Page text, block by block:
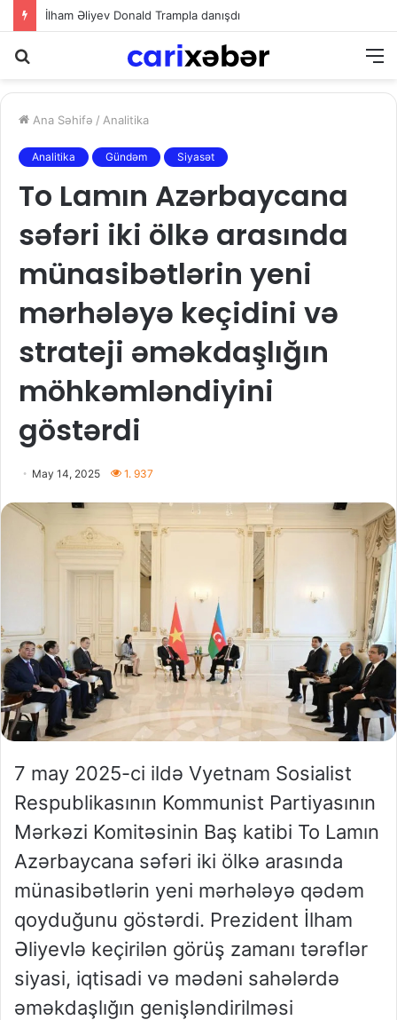
İlham Əliyev Donald Trampla danışdı
Ana Səhifə / Analitika
Analitika Gündəm Siyasət
To Lamın Azərbaycana
səfəri iki ölkə arasında
münasibətlərin yeni
mərhələyə keçidini və
strateji əməkdaşlığın
möhkəmləndiyini
göstərdi
May 14, 2025 1. 937
7 may 2025-ci ildə Vyetnam Sosialist
Respublikasının Kommunist Partiyasının
Mərkəzi Komitəsinin Baş katibi To Lamın
Azərbaycana səfəri iki ölkə arasında
münasibətlərin yeni mərhələyə qədəm
qoyduğunu göstərdi. Prezident İlham
Əliyevlə keçirilən görüş zamanı tərəflər
siyasi, iqtisadi və mədəni sahələrdə
əməkdaşlığın genişləndirilməsi